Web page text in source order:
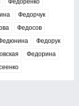
Федоренко
Федорчук
Федосов
Федорук
Федорина